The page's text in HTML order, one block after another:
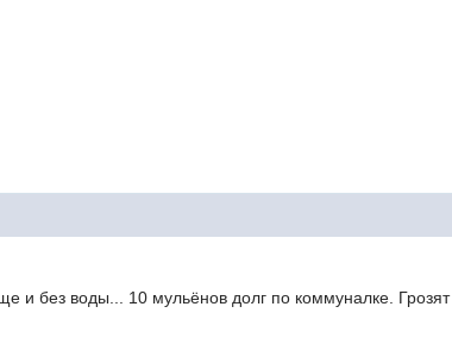
и без воды... 10 мульёнов долг по коммуналке. Грозят